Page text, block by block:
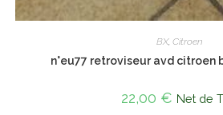
BX, Citroen
n°eu77 retroviseur avd citroen
22,00 € Net de